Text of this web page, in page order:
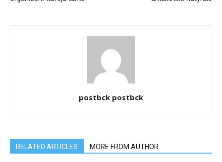
postbck postbck
RELATED ARTICLES MORE FROM AUTHOR